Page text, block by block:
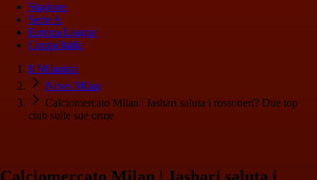
Stagione
Serie A
Europa League
Coppa Italia
Il Milanista
News Milan
Calciomercato Milan | Jashari saluta i rossoneri? Due top
club sulle sue orme